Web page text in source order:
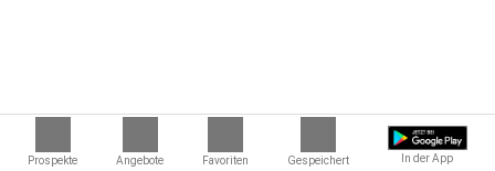
Prospekte Angebote Favoriten Gespeichert In der App